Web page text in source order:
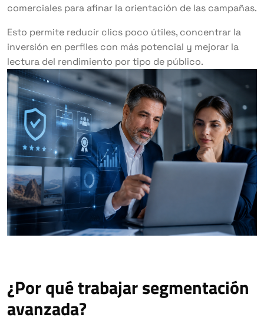
comerciales para afinar la orientación de las campañas.
Esto permite reducir clics poco útiles, concentrar la
inversión en perfiles con más potencial y mejorar la
lectura del rendimiento por tipo de público.
¿Por qué trabajar segmentación
avanzada?